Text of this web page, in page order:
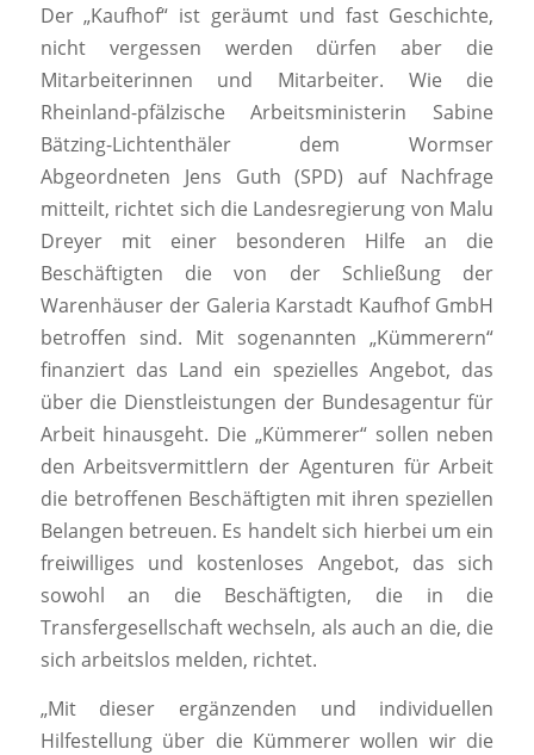
Der „Kaufhof“ ist geräumt und fast Geschichte,
nicht vergessen werden dürfen aber die
Mitarbeiterinnen und Mitarbeiter. Wie die
Rheinland-pfälzische Arbeitsministerin Sabine
Bätzing-Lichtenthäler dem Wormser
Abgeordneten Jens Guth (SPD) auf Nachfrage
mitteilt, richtet sich die Landesregierung von Malu
Dreyer mit einer besonderen Hilfe an die
Beschäftigten die von der Schließung der
Warenhäuser der Galeria Karstadt Kaufhof GmbH
betroffen sind. Mit sogenannten „Kümmerern“
finanziert das Land ein spezielles Angebot, das
über die Dienstleistungen der Bundesagentur für
Arbeit hinausgeht. Die „Kümmerer“ sollen neben
den Arbeitsvermittlern der Agenturen für Arbeit
die betroffenen Beschäftigten mit ihren speziellen
Belangen betreuen. Es handelt sich hierbei um ein
freiwilliges und kostenloses Angebot, das sich
sowohl an die Beschäftigten, die in die
Transfergesellschaft wechseln, als auch an die, die
sich arbeitslos melden, richtet.
„Mit dieser ergänzenden und individuellen
Hilfestellung über die Kümmerer wollen wir die